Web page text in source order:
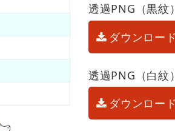
透過PNG（黒紋）
ダウンロー
透過PNG（白紋）
ダウンロー